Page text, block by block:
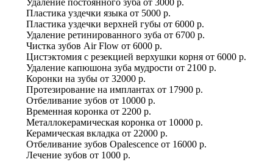
Пластика уздечки языка от 5000 р.
Пластика уздечки верхней губы от 6000 р.
Удаление ретинированного зуба от 6700 р.
Чистка зубов Air Flow от 6000 р.
Цистэктомия с резекцией верхушки корня от 6000 р.
Удаление капюшона зуба мудрости от 2100 р.
Коронки на зубы от 32000 р.
Протезирование на имплантах от 17900 р.
Отбеливание зубов от 10000 р.
Временная коронка от 2200 р.
Металлокерамическая коронка от 10000 р.
Керамическая вкладка от 22000 р.
Отбеливание зубов Оpalescence от 16000 р.
Лечение зубов от 1000 р.